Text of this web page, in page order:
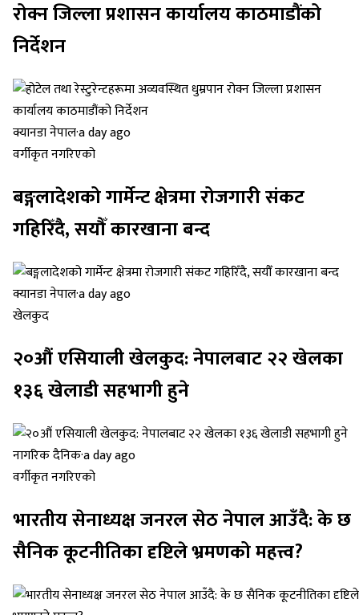
रोक्न जिल्ला प्रशासन कार्यालय काठमाडौंको
निर्देशन
क्यानडा नेपाल·a day ago
वर्गीकृत नगरिएको
बङ्गलादेशको गार्मेन्ट क्षेत्रमा रोजगारी संकट
गहिरिँदै, सयौँ कारखाना बन्द
क्यानडा नेपाल·a day ago
खेलकुद
२०औं एसियाली खेलकुद: नेपालबाट २२ खेलका
१३६ खेलाडी सहभागी हुने
नागरिक दैनिक·a day ago
वर्गीकृत नगरिएको
भारतीय सेनाध्यक्ष जनरल सेठ नेपाल आउँदै: के छ
सैनिक कूटनीतिका दृष्टिले भ्रमणको महत्त्व?